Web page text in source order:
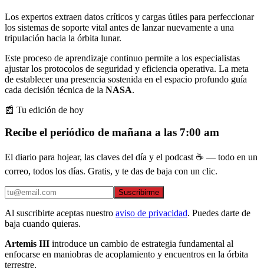
Los expertos extraen datos críticos y cargas útiles para perfeccionar
los sistemas de soporte vital antes de lanzar nuevamente a una
tripulación hacia la órbita lunar.
Este proceso de aprendizaje continuo permite a los especialistas
ajustar los protocolos de seguridad y eficiencia operativa. La meta
de establecer una presencia sostenida en el espacio profundo guía
cada decisión técnica de la NASA.
📰 Tu edición de hoy
Recibe el periódico de mañana a las 7:00 am
El diario para hojear, las claves del día y el podcast ☕ — todo en un
correo, todos los días. Gratis, y te das de baja con un clic.
Suscribirme
Al suscribirte aceptas nuestro aviso de privacidad. Puedes darte de
baja cuando quieras.
Artemis III introduce un cambio de estrategia fundamental al
enfocarse en maniobras de acoplamiento y encuentros en la órbita
terrestre.